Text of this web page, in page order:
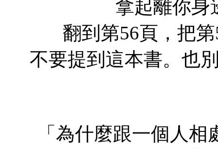
拿起離你身
翻到第56頁，把
不要提到這本書。也
「為什麼跟一個人